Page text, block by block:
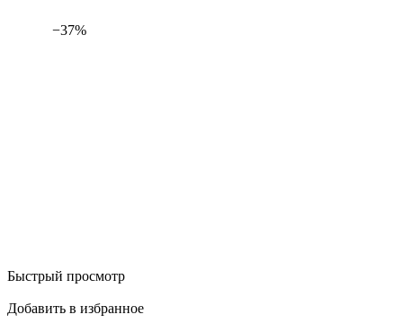
−37%
Быстрый просмотр
Добавить в избранное